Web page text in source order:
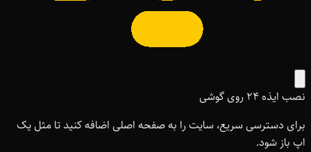
نصب ایذه ۲۴ روی گوشی
برای دسترسی سریع، سایت را به صفحه اصلی اضافه کنید تا مثل یک
اپ باز شود.